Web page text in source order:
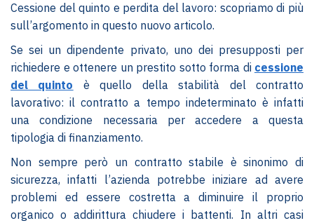
Cessione del quinto e perdita del lavoro: scopriamo di più
sull’argomento in questo nuovo articolo.
Se sei un dipendente privato, uno dei presupposti per
richiedere e ottenere un prestito sotto forma di cessione
del quinto è quello della stabilità del contratto
lavorativo: il contratto a tempo indeterminato è infatti
una condizione necessaria per accedere a questa
tipologia di finanziamento.
Non sempre però un contratto stabile è sinonimo di
sicurezza, infatti l’azienda potrebbe iniziare ad avere
problemi ed essere costretta a diminuire il proprio
organico o addirittura chiudere i battenti. In altri casi